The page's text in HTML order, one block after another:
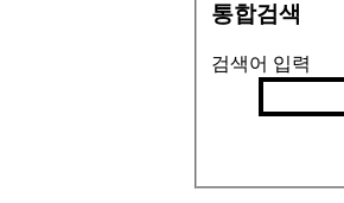
통합검색
검색어 입력